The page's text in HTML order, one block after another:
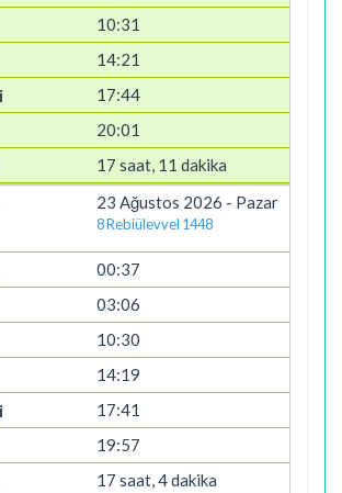
10:31
14:21
17:44
20:01
17 saat, 11 dakika
23 Ağustos 2026 - Pazar
8 Rebiülevvel 1448
00:37
03:06
10:30
14:19
17:41
19:57
17 saat, 4 dakika